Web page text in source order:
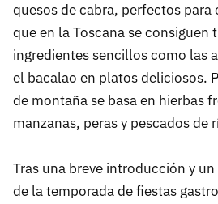
quesos de cabra, perfectos para
que en la Toscana se consiguen
ingredientes sencillos como las
el bacalao en platos deliciosos.
de montaña se basa en hierbas
manzanas, peras y pescados de
Tras una breve introducción y
de la temporada de fiestas